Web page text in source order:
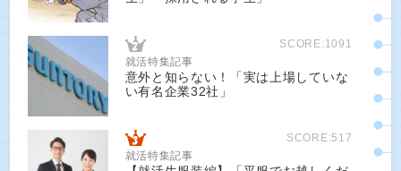
SCORE:1091
就活特集記事
意外と知らない！「実は上場していな
い有名企業32社」
SCORE:517
就活特集記事